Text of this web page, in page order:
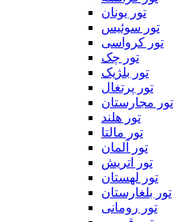
تور یونان
تور سوئیس
تور کرواسی
تور چک
تور بلژیک
تور پرتغال
تور مجارستان
تور هلند
تور مالتا
تور آلمان
تور اتریش
تور لهستان
تور بلغارستان
تور رومانی